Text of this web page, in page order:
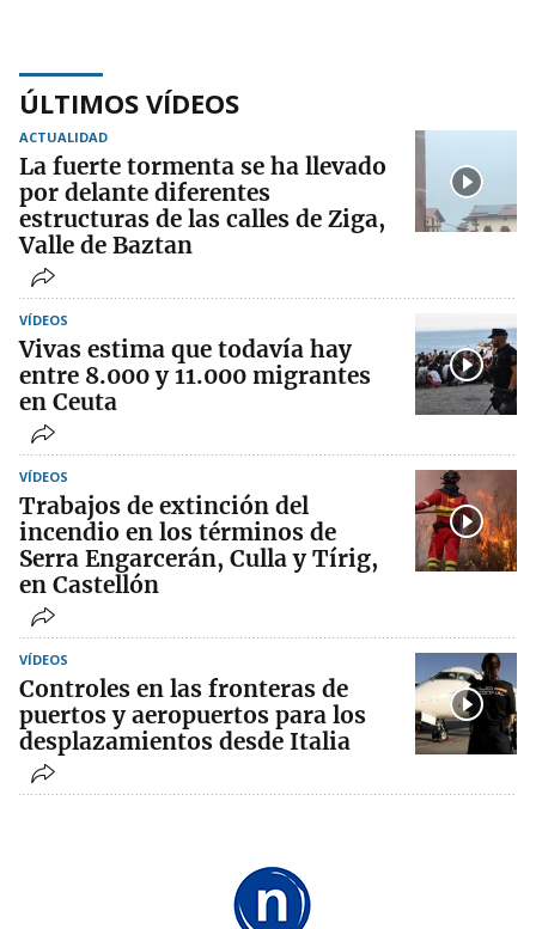
ÚLTIMOS VÍDEOS
ACTUALIDAD
La fuerte tormenta se ha llevado
por delante diferentes
estructuras de las calles de Ziga,
Valle de Baztan
VÍDEOS
Vivas estima que todavía hay
entre 8.000 y 11.000 migrantes
en Ceuta
VÍDEOS
Trabajos de extinción del
incendio en los términos de
Serra Engarcerán, Culla y Tírig,
en Castellón
VÍDEOS
Controles en las fronteras de
puertos y aeropuertos para los
desplazamientos desde Italia